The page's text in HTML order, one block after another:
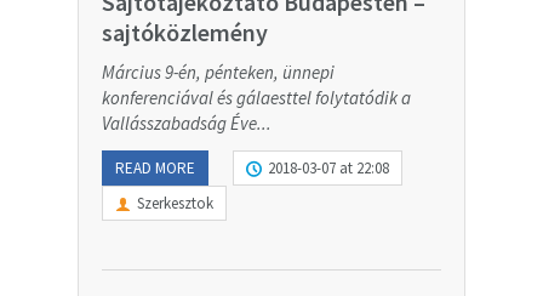
sajtóközlemény
Március 9-én, pénteken, ünnepi
konferenciával és gálaesttel folytatódik a
Vallásszabadság Éve...
READ MORE
2018-03-07 at 22:08
Szerkesztok